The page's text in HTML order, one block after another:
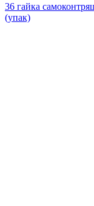
36 гайка
(упак)